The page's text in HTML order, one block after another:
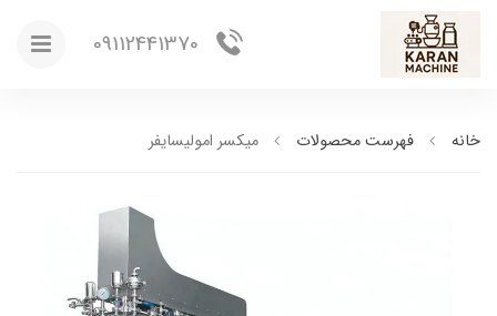
خانه فهرست محصولات میکسر امولیسایفر